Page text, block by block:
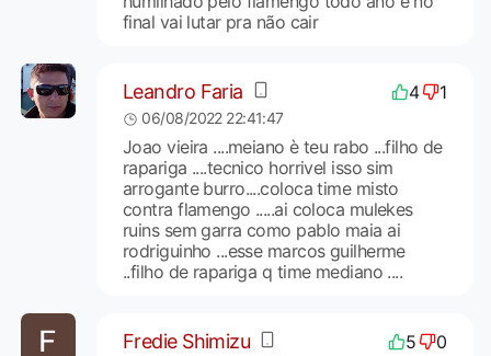
final vai lutar pra não cair
Leandro Faria 4 1
06/08/2022 22:41:47
Joao vieira ....meiano è teu rabo ...filho de
rapariga ....tecnico horrivel isso sim
arrogante burro....coloca time misto
contra flamengo .....ai coloca mulekes
ruins sem garra como pablo maia ai
rodriguinho ...esse marcos guilherme
..filho de rapariga q time mediano ....
Fredie Shimizu 5 0